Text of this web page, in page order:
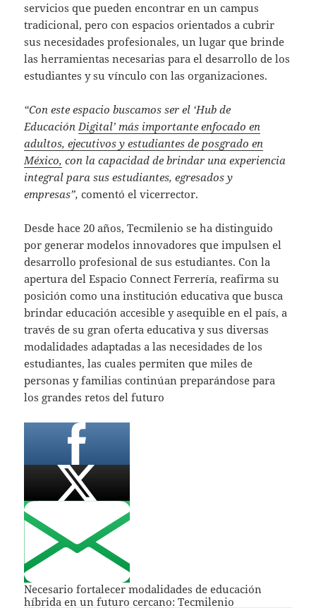
servicios que pueden encontrar en un campus
tradicional, pero con espacios orientados a cubrir
sus necesidades profesionales, un lugar que brinde
las herramientas necesarias para el desarrollo de los
estudiantes y su vínculo con las organizaciones.
“Con este espacio buscamos ser el ‘Hub de
Educación Digital’ más importante enfocado en
adultos, ejecutivos y estudiantes de posgrado en
México, con la capacidad de brindar una experiencia
integral para sus estudiantes, egresados y
empresas”,comentó el vicerrector.
Desde hace 20 años, Tecmilenio se ha distinguido
por generar modelos innovadores que impulsen el
desarrollo profesional de sus estudiantes. Con la
apertura del Espacio Connect Ferrería, reafirma su
posición como una institución educativa que busca
brindar educación accesible y asequible en el país, a
través de su gran oferta educativa y sus diversas
modalidades adaptadas a las necesidades de los
estudiantes, las cuales permiten que miles de
personas y familias continúan preparándose para
los grandes retos del futuro
Necesario fortalecer modalidades de educación
híbrida en un futuro cercano: Tecmilenio